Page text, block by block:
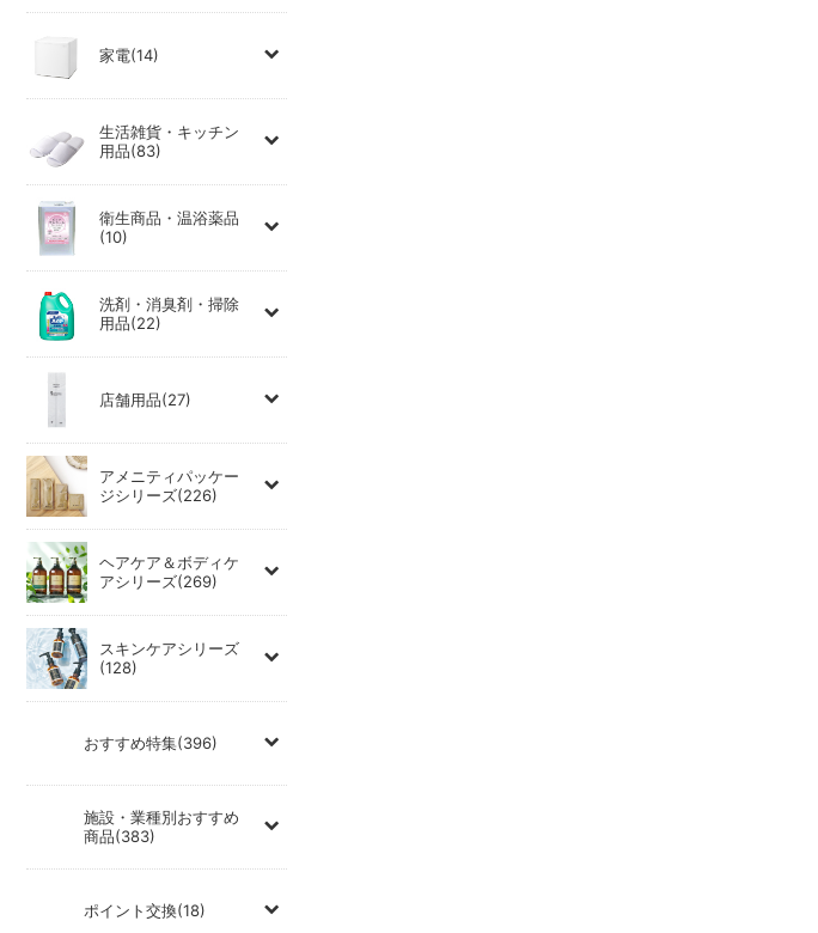
家電(14)
生活雑貨・キッチン
用品(83)
衛生商品・温浴薬品
(10)
洗剤・消臭剤・掃除
用品(22)
店舗用品(27)
アメニティパッケー
ジシリーズ(226)
ヘアケア＆ボディケ
アシリーズ(269)
スキンケアシリーズ
(128)
おすすめ特集(396)
施設・業種別おすすめ
商品(383)
ポイント交換(18)